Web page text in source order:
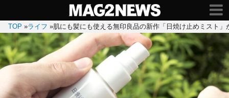
TOP »ライフ »肌にも髪にも使える無印良品の新作「日焼け止めミスト